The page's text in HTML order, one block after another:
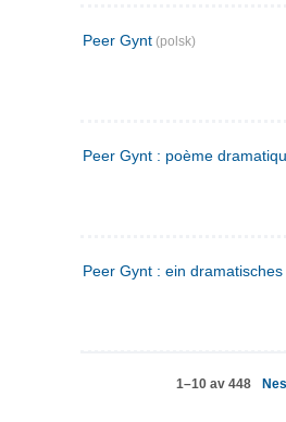
Peer Gynt (polsk)
Peer Gynt : poème
Peer Gynt : ein
1–10 av 448